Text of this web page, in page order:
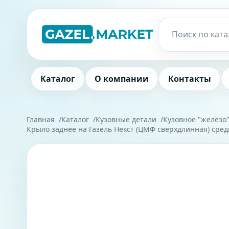
Каталог О компании Контакты
Главная Каталог Кузовные детали
Кузовное "железо"
Крыло заднее на Газель Некст (ЦМФ сверхдлинная)